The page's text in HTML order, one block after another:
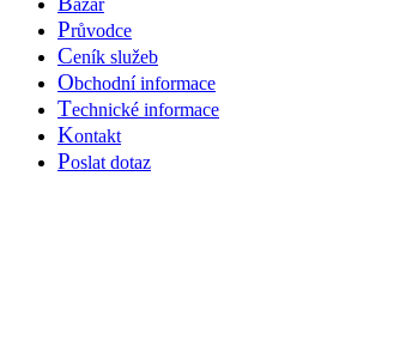
Sněhové řetězy
Autoboxy
Plechové disky
ALU-disky
Příslušenství
Bazar
Průvodce